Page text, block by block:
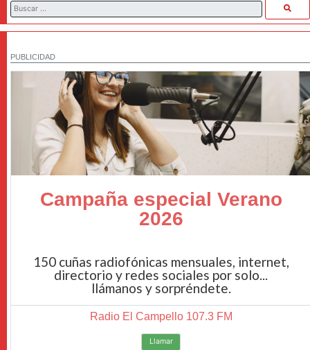
PUBLICIDAD
Campaña especial Verano
2026
150 cuñas radiofónicas mensuales, internet,
directorio y redes sociales por solo...
llámanos y sorpréndete.
Radio El Campello 107.3 FM
Llamar